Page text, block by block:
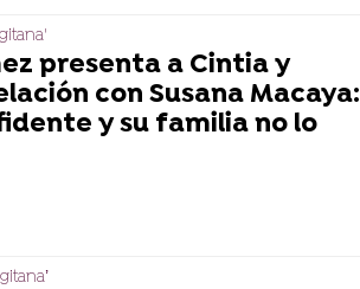
presenta a Cintia y
con Susana Macaya:
y su familia no lo